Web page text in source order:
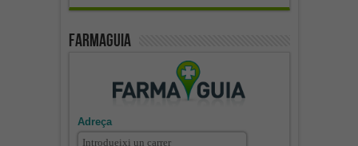
Farmaguia
Adreça